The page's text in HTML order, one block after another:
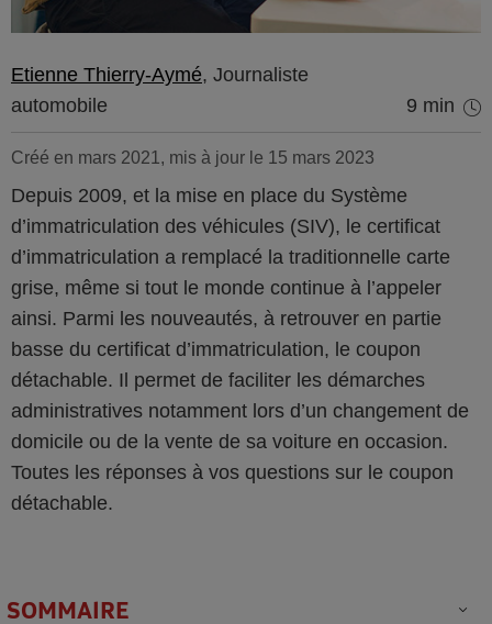
Etienne Thierry-Aymé, Journaliste
automobile
9 min
Créé en mars 2021, mis à jour le 15 mars 2023
Depuis 2009, et la mise en place du Système
d’immatriculation des véhicules (SIV), le certificat
d’immatriculation a remplacé la traditionnelle carte
grise, même si tout le monde continue à l’appeler
ainsi. Parmi les nouveautés, à retrouver en partie
basse du certificat d’immatriculation, le coupon
détachable. Il permet de faciliter les démarches
administratives notamment lors d’un changement de
domicile ou de la vente de sa voiture en occasion.
Toutes les réponses à vos questions sur le coupon
détachable.
SOMMAIRE